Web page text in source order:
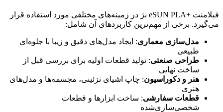
فیلامنت +eSUN PLA بژ در زمینه‌های مختلفی مورد استفاده قرار
می‌گیرد. برخی از مهم‌ترین کاربردهای آن شامل:
مدل‌سازی معماری: ایجاد مدل‌های دقیق و زیبا با جلوه‌ای
طبیعی
طراحی صنعتی: تولید قطعات اولیه برای بررسی قبل از
ساخت نهایی
هنر و دکوراسیون: چاپ اشیای تزئینی، مجسمه‌ها و مدل‌های
هنری
قطعات سفارشی: ساخت ابزارها و قطعات
شخصی‌سازی‌شده